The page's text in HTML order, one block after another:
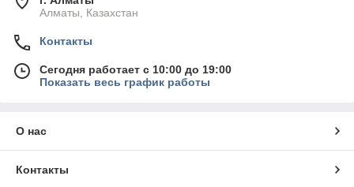
Алматы, Казахстан
Контакты
Сегодня работает с 10:00 до 19:00
Показать весь график работы
О нас
Контакты